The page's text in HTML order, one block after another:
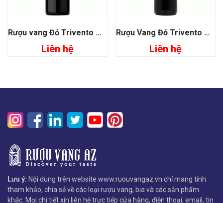
Rượu vang Đỏ Trivento Golden Reserve Cabernet Franc
Liên hệ
Rượu Vang Đỏ Trivento Tribu Malbec Mendoza
Liên hệ
Lưu ý: Nội dung trên website www.ruouvangaz.vn chỉ mang tính
tham khảo, chia sẻ về các loại rượu vang, bia và các sản phẩm
khác. Mọi chi tiết xin liên hệ trực tiếp cửa hàng, điện thoại, email, tin